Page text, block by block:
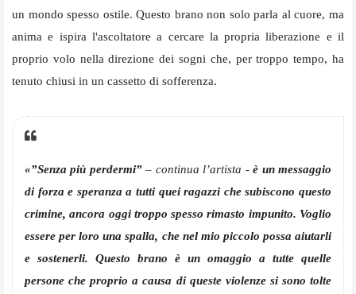
un mondo spesso ostile. Questo brano non solo parla al cuore, ma
anima e ispira l'ascoltatore a cercare la propria liberazione e il
proprio volo nella direzione dei sogni che, per troppo tempo, ha
tenuto chiusi in un cassetto di sofferenza.
«”Senza più perdermi”– continua l’artista -è un messaggio
di forza e speranza a tutti quei ragazzi che subiscono questo
crimine, ancora oggi troppo spesso rimasto impunito. Voglio
essere per loro una spalla, che nel mio piccolo possa aiutarli
e sostenerli. Questo brano è un omaggio a tutte quelle
persone che proprio a causa di queste violenze si sono tolte